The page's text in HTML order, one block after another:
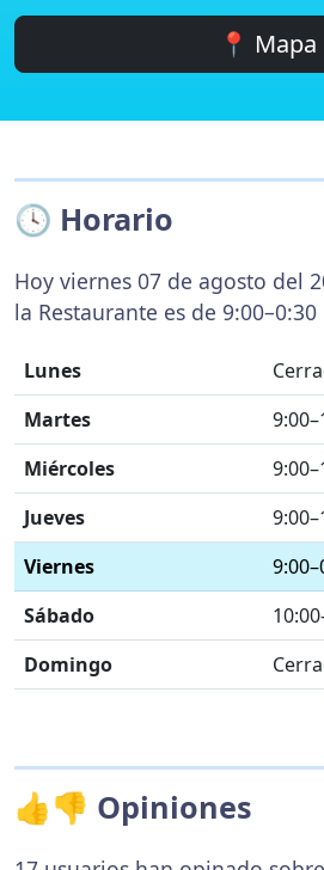
📍 Mapa
🕓 Horario
Hoy viernes 07 de agosto del
la Restaurante es de 9:00–0:30
Lunes
Martes
Miércoles
Jueves
Viernes
Sábado
Domingo
👍👎 Opiniones